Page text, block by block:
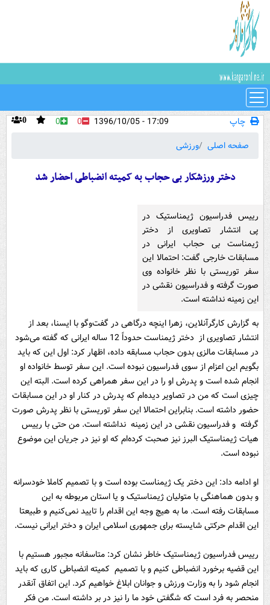
چاپ 0 0 0
17:09 - 1396/10/05
صفحه اصلی
ورزشی
دختر ورزشکار بی حجاب به کمیته انضباطی احضار شد
رییس فدراسیون ژیمناستیک در
پی انتشار تصاویری از دختر
ژیمناست بی حجاب ایرانی در
مسابقات خارجی گفت: احتمالا این
سفر توریستی با نظر خانواده وی
صورت گرفته و فدراسیون نقشی در
این زمینه نداشته است.
به گزارش کارگرآنلاین، زهرا اینچه درگاهی در گفت‌وگو با ایسنا، بعد از
انتشار تصاویری از دختر ژیمناست حدوداً 12 ساله ایرانی که گفته می‌شود
در مسابقات مالزی بدون حجاب مسابقه داده، اظهار کرد: اول این که باید
بگویم این اعزام از سوی فدراسیون نبوده است. این سفر توسط خانواده‌ او
انجام شده است و پدرش او را در این سفر همراهی کرده است. البته این
چیزی است که من در تصاویر دیده‌ام که پدرش در کنار او در این مسابقات
حضور داشته است. بنابراین احتمالا این سفر توریستی با نظر پدرش صورت
گرفته و فدراسیون نقشی در این زمینه نداشته است. من حتی با رییس
هیات ژیمناستیک البرز نیز صحبت کرده‌ام که او نیز در جریان این موضوع
نبوده است.
او ادامه‌ داد: این دختر یک ژیمناست بوده است و با تصمیم کاملا خودسرانه
و بدون هماهنگی با متولیان ژیمناستیک و یا استان مربوطه به این
مسابقات رفته است. ما به هیچ وجه این اقدام را تایید نمی‌کنیم و طبیعتا
این اقدام حرکتی شایسته‌ برای جمهوری اسلامی ایران و دختر ایرانی نیست.
رییس فدراسیون ژیمناستیک خاطر نشان کرد: متاسفانه مجبور هستیم با
این قضیه برخورد انضباطی کنیم و با تصمیم کمیته انضباطی کاری که باید
انجام شود را به وزارت ورزش و جوانان ابلاغ خواهیم کرد. این اتفاق آنقدر
منحصر به فرد است که شگفتی خود ما را نیز در بر داشته است. من فکر